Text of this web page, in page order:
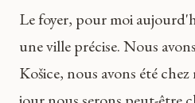
Le foyer, pour moi
une ville précise. Nous
Košice, nous avons été